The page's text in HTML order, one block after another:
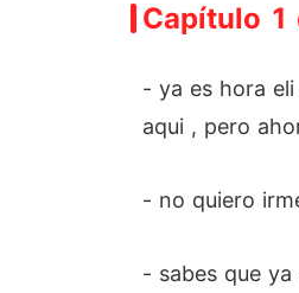
Capítulo 1
- ya es hora
aqui , pero
- no quiero
- sabes que